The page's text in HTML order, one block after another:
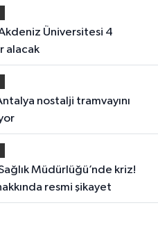
alacak
resmi şikayet